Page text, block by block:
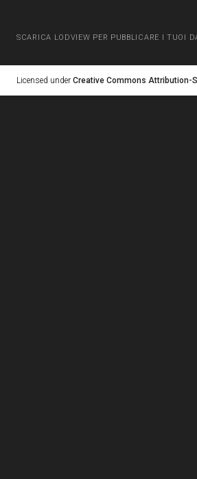
SCARICA LODVIEW PER PUBBLICARE I TUOI
Licensed under Creative Commons Attribution-